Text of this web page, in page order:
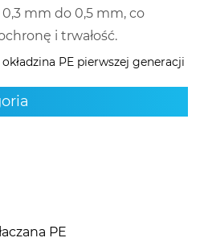
mm do 0,5 mm, co
i trwałość.
PE pierwszej generacji
PE